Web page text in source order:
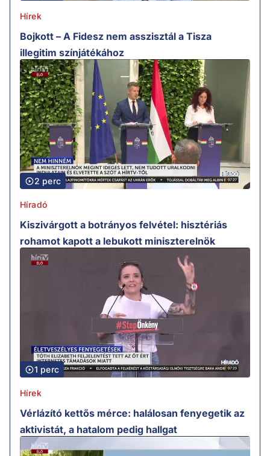
Hírek
Bojkott – A Fidesz nem asszisztál a Tisza
illegitim színjátékához
2 perc
Híradó
Kiszivárgott a botrányos felvétel: hisztériás
rohamot kapott a lebukott miniszterelnök
1 perc
Hírek
Vérlázító kettős mérce: halálosan fenyegetik az
aktivistát, a hatalom pedig hallgat